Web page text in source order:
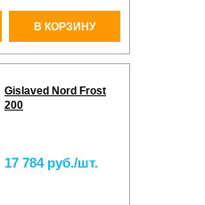
В КОРЗИНУ
Gislaved Nord Frost
200
17 784 руб./шт.